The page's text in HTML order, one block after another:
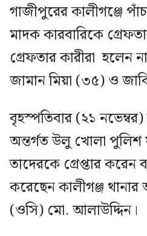
গাজীপুরের কালীগঞ্জে
মাদক কারবারিকে
গ্রেফতার কারীরা হলেন
জামান মিয়া (৩৫) ও
বৃহস্পতিবার (২১ নভেম্বর)
অন্তর্গত উলু খোলা পুলিশ
তাদেরকে গ্রেপ্তার করেন
করেছেন কালীগঞ্জ থানার
(ওসি) মো. আলাউদ্দিন।